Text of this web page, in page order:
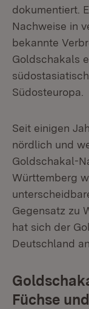
dokumentiert.
Nachweise in
bekannte
Goldschakals
Südosteuropa.
Seit einigen
nördlich und
Goldschakal-
Württemberg
Gegensatz zu
hat sich der
Deutschland
Füchse